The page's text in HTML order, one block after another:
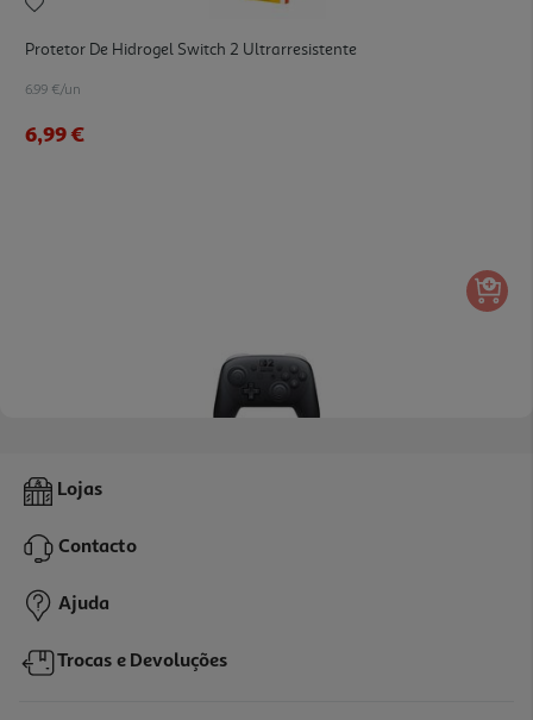
Protetor De Hidrogel Switch 2 Ultrarresistente
6.99 €/un
6,99 €
Comando Pro Controller Switch 2
89,99 €
Lojas
Contacto
Ajuda
Trocas e Devoluções